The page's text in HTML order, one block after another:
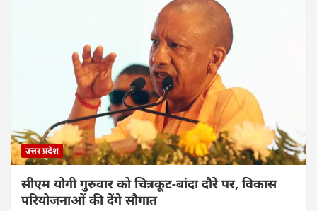
उत्तर प्रदेश
सीएम योगी गुरुवार को चित्रकूट-बांदा दौरे पर, विकास
परियोजनाओं की देंगे सौगात